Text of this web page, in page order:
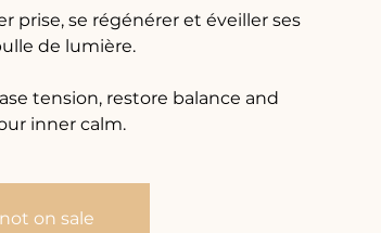
prise, se régénérer et éveiller ses
de lumière.
tension, restore balance and
inner calm.
on sale